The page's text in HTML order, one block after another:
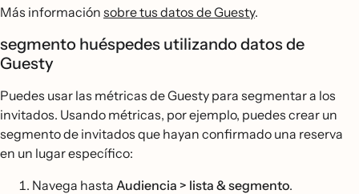
Más información sobre tus datos de Guesty.
segmento huéspedes utilizando datos de
Guesty
Puedes usar las métricas de Guesty para segmentar a los
invitados. Usando métricas, por ejemplo, puedes crear un
segmento de invitados que hayan confirmado una reserva
en un lugar específico:
Navega hasta Audiencia > lista & segmento.